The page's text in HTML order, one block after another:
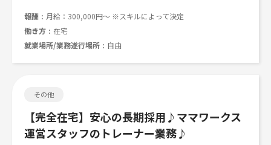
報酬
月給：300,000円～ ※スキルによって決定
働き方
在宅
就業場所/業務遂行場所
自由
その他
【完全在宅】安心の長期採用♪ママワークス
運営スタッフのトレーナー業務♪